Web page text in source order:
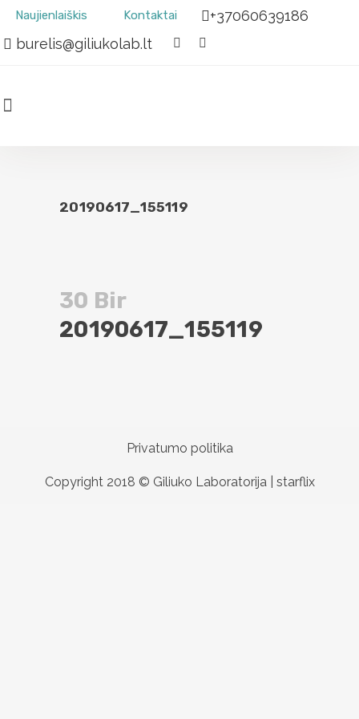
Naujienlaiškis Kontaktai
+37060639186
burelis@giliukolab.lt
20190617_155119
30 Bir
20190617_155119
Privatumo politika
Copyright 2018 © Giliuko Laboratorija | starflix